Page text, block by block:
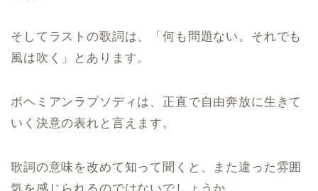
そしてラストの歌詞は、「何も問題ない。それでも
風は吹く」とあります。
ボヘミアンラプソディは、正直で自由奔放に生きて
いく決意の表れと言えます。
歌詞の意味を改めて知って聞くと、また違った雰囲
気を感じられるのではないでしょうか。